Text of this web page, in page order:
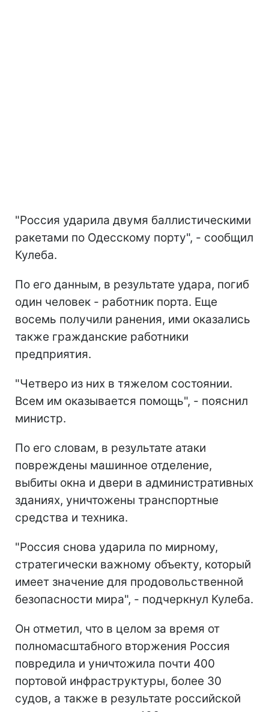
"Россия ударила двумя баллистическими
ракетами по Одесскому порту", - сообщил
Кулеба.
По его данным, в результате удара, погиб
один человек - работник порта. Еще
восемь получили ранения, ими оказались
также гражданские работники
предприятия.
"Четверо из них в тяжелом состоянии.
Всем им оказывается помощь", - пояснил
министр.
По его словам, в результате атаки
повреждены машинное отделение,
выбиты окна и двери в административных
зданиях, уничтожены транспортные
средства и техника.
"Россия снова ударила по мирному,
стратегически важному объекту, который
имеет значение для продовольственной
безопасности мира", - подчеркнул Кулеба.
Он отметил, что в целом за время от
полномасштабного вторжения Россия
повредила и уничтожила почти 400
портовой инфраструктуры, более 30
судов, а также в результате российской